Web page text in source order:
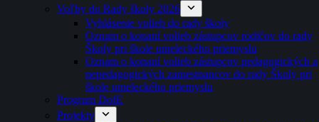
Voľby do Rady školy 2026
Vyhlásenie volieb do rady školy
Oznam o konaní volieb zástupcov rodičov do rady
Školy pri škole umeleckého priemyslu
Oznam o konaní volieb zástupcov pedagogických a
nepedagogických zamestnancov do rady Školy pri
škole umeleckého priemyslu
Program DofE
Projekty